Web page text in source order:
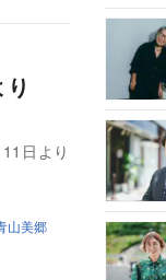
日より
山美郷